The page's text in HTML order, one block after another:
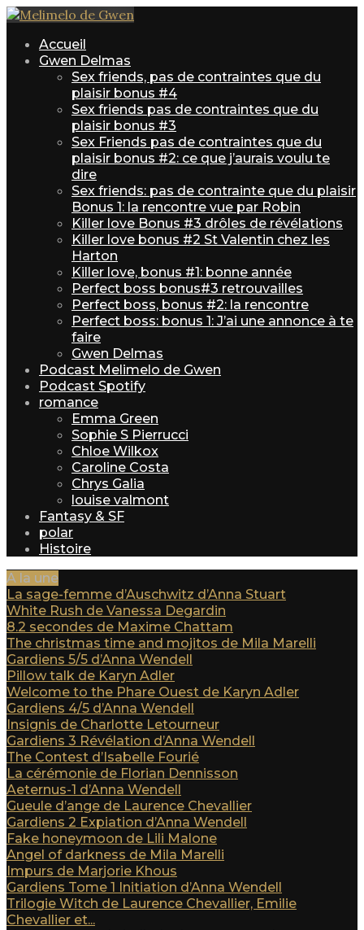
Accueil
Gwen Delmas
Sex friends, pas de contraintes que du
plaisir bonus #4
Sex friends pas de contraintes que du
plaisir bonus #3
Sex Friends pas de contraintes que du
plaisir bonus #2: ce que j’aurais voulu te
dire
Sex friends: pas de contrainte que du plaisir
Bonus 1: la rencontre vue par Robin
Killer love Bonus #3 drôles de révélations
Killer love bonus #2 St Valentin chez les
Harton
Killer love, bonus #1: bonne année
Perfect boss bonus#3 retrouvailles
Perfect boss, bonus #2: la rencontre
Perfect boss: bonus 1: J’ai une annonce à te
faire
Gwen Delmas
Podcast Melimelo de Gwen
Podcast Spotify
romance
Emma Green
Sophie S Pierrucci
Chloe Wilkox
Caroline Costa
Chrys Galia
louise valmont
Fantasy & SF
polar
Histoire
A la une
La sage-femme d’Auschwitz d’Anna Stuart
White Rush de Vanessa Degardin
8.2 secondes de Maxime Chattam
The christmas time and mojitos de Mila Marelli
Gardiens 5/5 d’Anna Wendell
Pillow talk de Karyn Adler
Welcome to the Phare Ouest de Karyn Adler
Gardiens 4/5 d’Anna Wendell
Insignis de Charlotte Letourneur
Gardiens 3 Révélation d’Anna Wendell
The Contest d’Isabelle Fourié
La cérémonie de Florian Dennisson
Aeternus-1 d’Anna Wendell
Gueule d’ange de Laurence Chevallier
Gardiens 2 Expiation d’Anna Wendell
Fake honeymoon de Lili Malone
Angel of darkness de Mila Marelli
Impurs de Marjorie Khous
Gardiens Tome 1 Initiation d’Anna Wendell
Trilogie Witch de Laurence Chevallier, Emilie
Chevallier et...